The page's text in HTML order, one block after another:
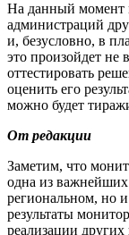
На данный момент
администраций
и, безусловно, в
это произойдет не
оттестировать
оценить его
можно будет
От редакции
Заметим, что
одна из важнейших
региональном, но
результаты
реализации